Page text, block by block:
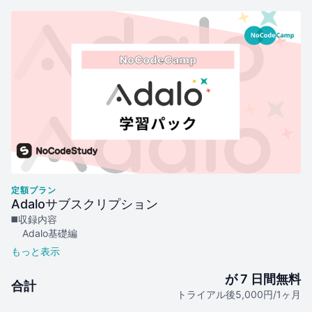
定額プラン
Adaloサブスクリプション
◼️収録内容
Adalo基礎編
Adalo初級編 - Instagramクローン作成
初心者歓迎！1時間で作れるアプリ開発体験～
合計 が 7 日間無料
トライアル後5,000円/1ヶ月